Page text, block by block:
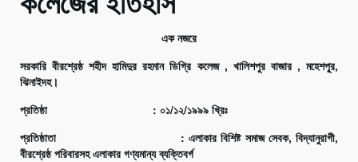
এক নজরে
সরকারি বীরশ্রেষ্ঠ শহীদ হামিদুর রহমান ডিগ্রি কলেজ , খালিশপুর বাজার , মহেশপু্‌র,
ঝিনাইদহ।
প্রতিষ্ঠা : ০১/১২/১৯৯৯ খ্রিঃ
প্রতিষ্ঠাতা : এলাকার বিশিষ্ট সমাজ সেবক, বিদ্যানুরাগী,
বীরশ্রেষ্ঠ পরিবারসহ এলাকার গণ্যমান্য ব্যক্তিবর্গ